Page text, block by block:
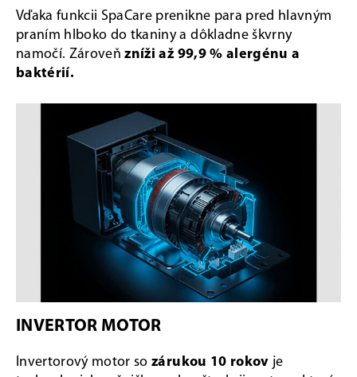
Vďaka funkcii SpaCare prenikne para pred hlavným
praním hlboko do tkaniny a dôkladne škvrny
namočí. Zároveňzníži až 99,9 % alergénu a
baktérií.
INVERTOR MOTOR
Invertorový motor sozárukou 10 rokov je